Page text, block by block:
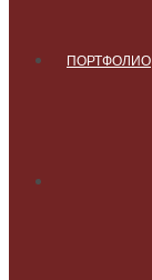
ПОРТФОЛИО